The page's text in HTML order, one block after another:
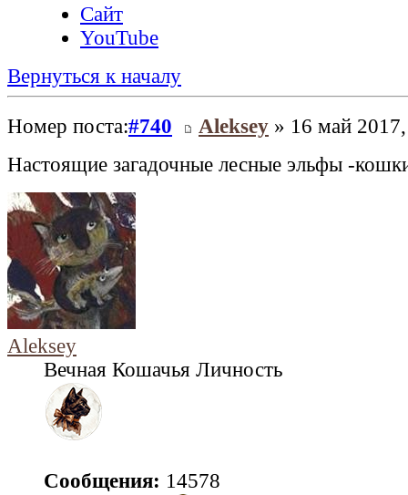
Сайт
YouTube
Вернуться к началу
Номер поста:#740 Aleksey » 16 май
Настоящие загадочные лесные эльфы -
Aleksey
Вечная Кошачья Личность
Сообщения: 14578